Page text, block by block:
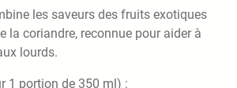
les saveurs des fruits exotiques
la coriandre, reconnue pour aider à
lourds.
1 portion de 350 ml) :